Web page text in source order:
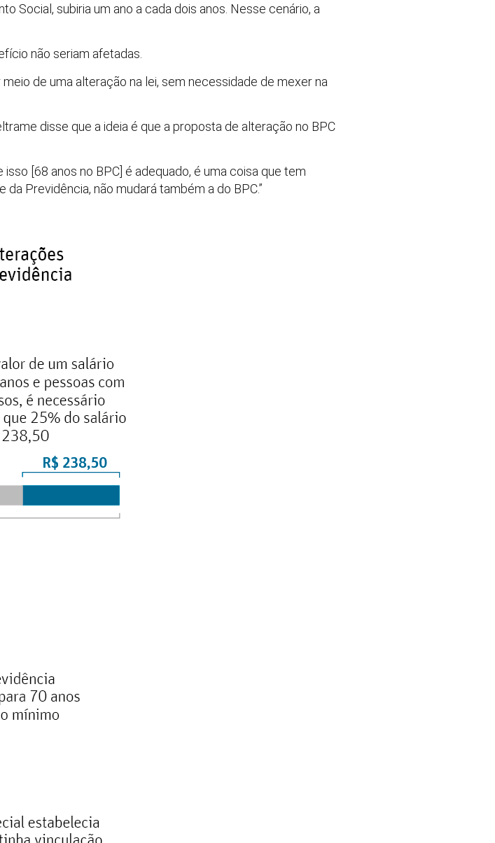
Social, subiria um ano a cada dois anos. Nesse cenário, a
não seriam afetadas.
de uma alteração na lei, sem necessidade de mexer na
disse que a ideia é que a proposta de alteração no BPC
[68 anos no BPC] é adequado, é uma coisa que tem
Previdência, não mudará também a do BPC.”